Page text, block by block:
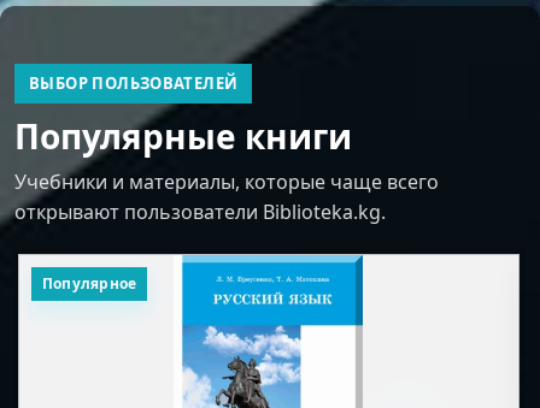
ВЫБОР ПОЛЬЗОВАТЕЛЕЙ
Популярные книги
Учебники и материалы, которые чаще всего
открывают пользователи Biblioteka.kg.
Популярное